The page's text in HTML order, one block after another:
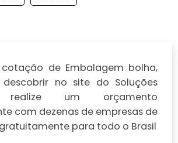
cotação de Embalagem bolha,
no site do Soluções
realize um orçamento
com dezenas de empresas de
para todo o Brasil